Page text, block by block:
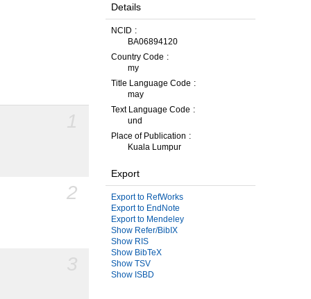
2
Details
NCID
BA06894120
Country Code
my
Title Language Code
may
Text Language Code
und
Place of Publication
Kuala Lumpur
Export
Export to RefWorks
Export to EndNote
Export to Mendeley
Show Refer/BibIX
Show RIS
Show BibTeX
Show TSV
Show ISBD